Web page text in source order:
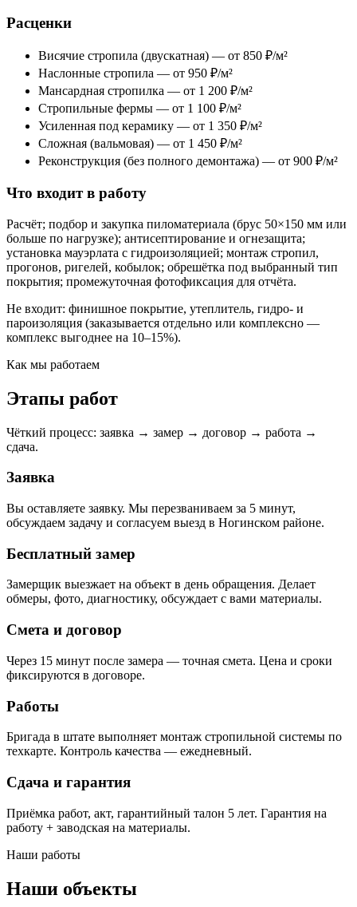
Расценки
Висячие стропила (двускатная) — от 850 ₽/м²
Наслонные стропила — от 950 ₽/м²
Мансардная стропилка — от 1 200 ₽/м²
Стропильные фермы — от 1 100 ₽/м²
Усиленная под керамику — от 1 350 ₽/м²
Сложная (вальмовая) — от 1 450 ₽/м²
Реконструкция (без полного демонтажа) — от 900 ₽/м²
Что входит в работу
Расчёт; подбор и закупка пиломатериала (брус 50×150 мм или
больше по нагрузке); антисептирование и огнезащита;
установка мауэрлата с гидроизоляцией; монтаж стропил,
прогонов, ригелей, кобылок; обрешётка под выбранный тип
покрытия; промежуточная фотофиксация для отчёта.
Не входит: финишное покрытие, утеплитель, гидро- и
пароизоляция (заказывается отдельно или комплексно —
комплекс выгоднее на 10–15%).
Как мы работаем
Этапы работ
Чёткий процесс: заявка → замер → договор → работа →
сдача.
Заявка
Вы оставляете заявку. Мы перезваниваем за 5 минут,
обсуждаем задачу и согласуем выезд в Ногинском районе.
Бесплатный замер
Замерщик выезжает на объект в день обращения. Делает
обмеры, фото, диагностику, обсуждает с вами материалы.
Смета и договор
Через 15 минут после замера — точная смета. Цена и сроки
фиксируются в договоре.
Работы
Бригада в штате выполняет монтаж стропильной системы по
техкарте. Контроль качества — ежедневный.
Сдача и гарантия
Приёмка работ, акт, гарантийный талон 5 лет. Гарантия на
работу + заводская на материалы.
Наши работы
Наши объекты